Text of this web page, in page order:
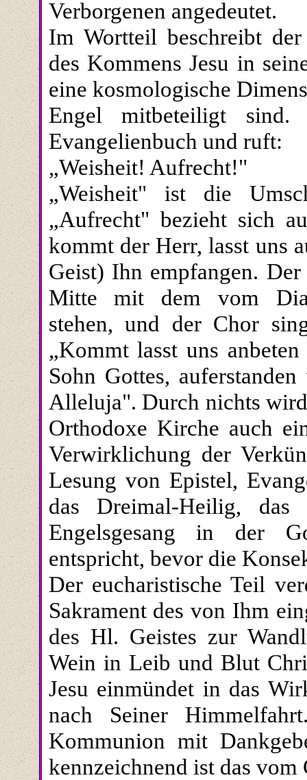
Verborgenen angedeutet.
Im Wortteil beschreibt
des Kommens Jesu in
eine kosmologische
Engel mitbeteiligt
Evangelienbuch und ruft:
„Weisheit! Aufrecht!"
„Weisheit" ist die
„Aufrecht" bezieht sich
kommt der Herr, lasst uns
Geist) Ihn empfangen.
Mitte mit dem vom
stehen, und der Chor
„Kommt lasst uns
Sohn Gottes,
Alleluja". Durch nichts
Orthodoxe Kirche auch
Verwirklichung der
Lesung von Epistel,
das Dreimal-Heilig,
Engelsgesang in der
entspricht, bevor die
Der eucharistische Teil
Sakrament des von Ihm
des Hl. Geistes zur
Wein in Leib und Blut
Jesu einmündet in das
nach Seiner
Kommunion mit
kennzeichnend ist das